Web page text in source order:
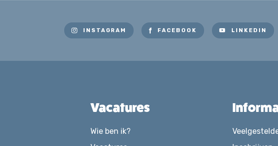
INSTAGRAM FACEBOOK LINKEDIN
Vacatures
Wie ben ik?